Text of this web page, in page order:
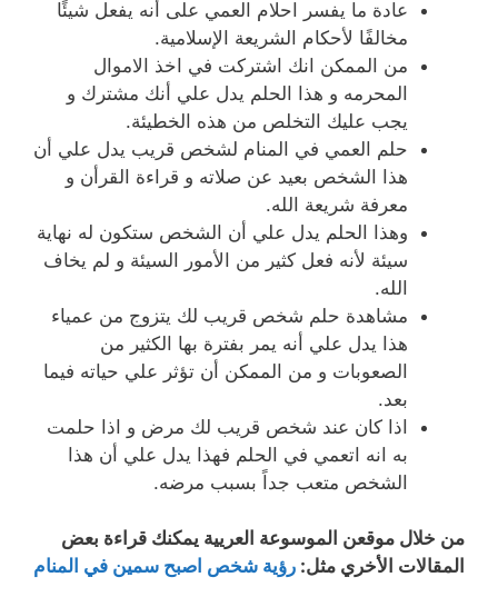
عادة ما يفسر احلام العمي على أنه يفعل شيئًا
مخالفًا لأحكام الشريعة الإسلامية.
من الممكن انك اشتركت في اخذ الاموال
المحرمه و هذا الحلم يدل علي أنك مشترك و
يجب عليك التخلص من هذه الخطيئة.
حلم العمي في المنام لشخص قريب يدل علي أن
هذا الشخص بعيد عن صلاته و قراءة القرأن و
معرفة شريعة الله.
وهذا الحلم يدل علي أن الشخص ستكون له نهاية
سيئة لأنه فعل كثير من الأمور السيئة و لم يخاف
الله.
مشاهدة حلم شخص قريب لك يتزوج من عمياء
هذا يدل علي أنه يمر بفترة بها الكثير من
الصعوبات و من الممكن أن تؤثر علي حياته فيما
بعد.
اذا كان عند شخص قريب لك مرض و اذا حلمت
به انه اتعمي في الحلم فهذا يدل علي أن هذا
الشخص متعب جداً بسبب مرضه.
من خلال موقعن الموسوعة العريية يمكنك قراءة بعض
المقالات الأخري مثل: رؤية شخص اصبح سمين في المنام